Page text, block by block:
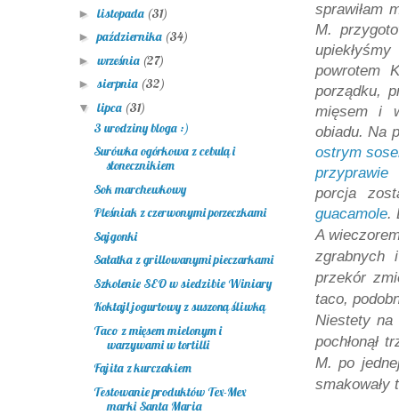
sprawiłam
M.
powrotem
porządku,
mięsem i
obiadu. Na
ostrym
porcja
guacamole.
A
zgrabnych
przekór
taco,
Niestety na
pochłonął
M. po
smakowały
► listopada (31)
►października (34)
► września (27)
► sierpnia (32)
▼ lipca (31)
3 urodziny bloga :)
Surówka ogórkowa z cebulą i
słonecznikiem
Sok marchewkowy
Pleśniak z czerwonymi porzeczkami
Sajgonki
Sałatka z grillowanymi pieczarkami
Szkolenie SEO w siedzibie Winiary
Koktajl jogurtowy z suszoną śliwką
Taco z mięsem mielonym i
warzywami w tortilli
Fajita z kurczakiem
Testowanie produktów Tex-Mex
marki Santa Maria